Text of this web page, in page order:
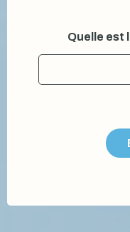
Quelle est